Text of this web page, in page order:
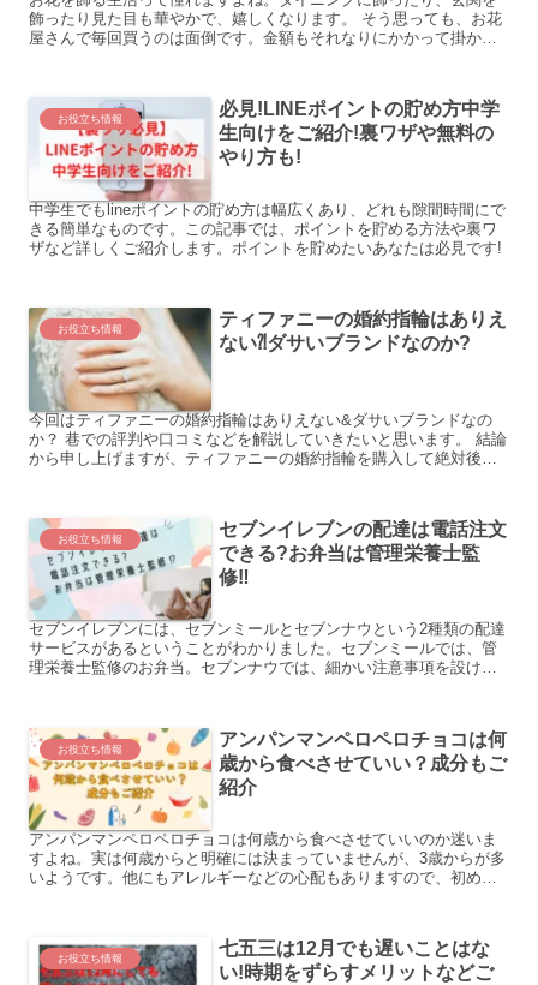
飾ったり見た目も華やかで、嬉しくなります。 そう思っても、お花
屋さんで毎回買うのは面倒です。金額もそれなりにかかって掛かり
お役立ち情報
必見!LINEポイントの貯め方中学
生向けをご紹介!裏ワザや無料の
やり方も!
中学生でもlineポイントの貯め方は幅広くあり、どれも隙間時間にで
きる簡単なものです。この記事では、ポイントを貯める方法や裏ワ
ザなど詳しくご紹介します。ポイントを貯めたいあなたは必見です!
お役立ち情報
ティファニーの婚約指輪はありえ
ない⁈ダサいブランドなのか?
今回はティファニーの婚約指輪はありえない&ダサいブランドなの
か？ 巷での評判や口コミなどを解説していきたいと思います。 結論
から申し上げますが、ティファニーの婚約指輪を購入して絶対後悔
お役立ち情報
セブンイレブンの配達は電話注文
できる?お弁当は管理栄養士監
修‼
セブンイレブンには、セブンミールとセブンナウという2種類の配達
サービスがあるということがわかりました。セブンミールでは、管
理栄養士監修のお弁当。セブンナウでは、細かい注意事項を設ける
お役立ち情報
アンパンマンペロペロチョコは何
歳から食べさせていい？成分もご
紹介
アンパンマンペロペロチョコは何歳から食べさせていいのか迷いま
すよね。実は何歳からと明確には決まっていませんが、3歳からが多
いようです。他にもアレルギーなどの心配もありますので、初めて
お役立ち情報
七五三は12月でも遅いことはな
い!時期をずらすメリットなどご